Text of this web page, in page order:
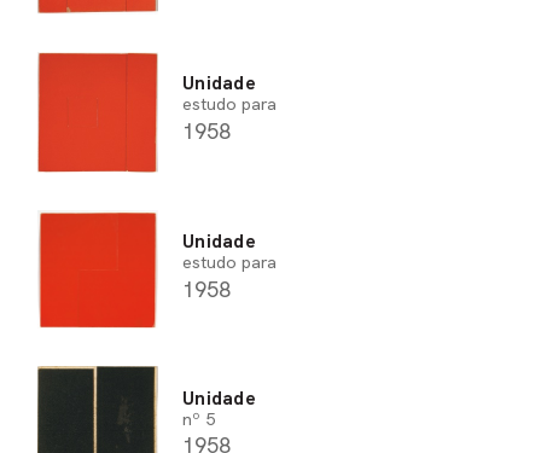
Unidade
estudo para
1958
Unidade
estudo para
1958
Unidade
nº 5
1958